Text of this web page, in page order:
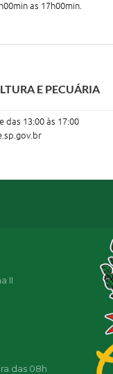
as 17h00min.
E PECUÁRIA
das 13:00 às 17:00
II
das 08h